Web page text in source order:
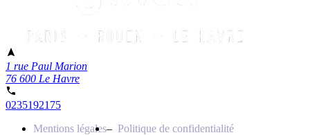
1 rue Paul Marion
76 600 Le Havre
0235192175
Mentions légales
Politique de confidentialité